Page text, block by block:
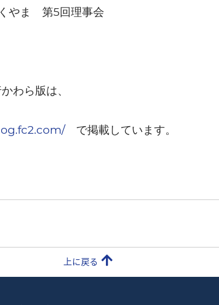
やま 第5回理事会
わら版は、
で掲載しています。
上に戻る